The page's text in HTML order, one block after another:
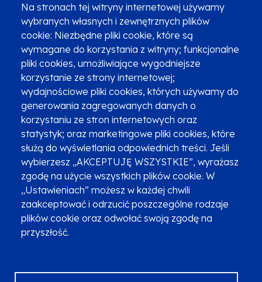
Na stronach tej witryny internetowej używamy
wybranych własnych i zewnętrznych plików
cookie: Niezbędne pliki cookie, które są
wymagane do korzystania z witryny; funkcjonalne
pliki cookies, umożliwiające wygodniejsze
korzystanie ze strony internetowej;
wydajnościowe pliki cookies, których używamy do
generowania zagregowanych danych o
korzystaniu ze stron internetowych oraz
statystyk; oraz marketingowe pliki cookies, które
służą do wyświetlania odpowiednich treści. Jeśli
wybierzesz „AKCEPTUJĘ WSZYSTKIE”, wyrażasz
zgodę na użycie wszystkich plików cookie. W
„Ustawieniach” możesz w każdej chwili
zaakceptować i odrzucić poszczególne rodzaje
plików cookie oraz odwołać swoją zgodę na
przyszłość.
Zgłoszenia podejrzenia niezgodności z KPP i KPON
Newsletter
Fundusze SMS-em
Najczęściej zadawane pytania
Promocja projektu
Zobacz inne programy
Poznaj Fundusze 2014-2020
Deklaracja dostępności
Polityka prywatności
Przetwarzanie danych osobowych
Zgłoś błąd Mapa strony